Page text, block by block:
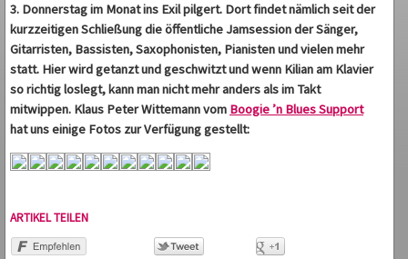
3. Donnerstag im Monat ins Exil pilgert. Dort findet nämlich seit der
kurzzeitigen Schließung die öffentliche Jamsession der Sänger,
Gitarristen, Bassisten, Saxophonisten, Pianisten und vielen mehr
statt. Hier wird getanzt und geschwitzt und wenn Kilian am Klavier
so richtig loslegt, kann man nicht mehr anders als im Takt
mitwippen. Klaus Peter Wittemann vom Boogie ’n Blues Support
hat uns einige Fotos zur Verfügung gestellt:
ARTIKEL TEILEN